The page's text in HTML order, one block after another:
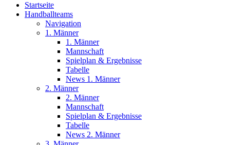
Startseite
Handballteams
Navigation
1. Männer
1. Männer
Mannschaft
Spielplan & Ergebnisse
Tabelle
News 1. Männer
2. Männer
2. Männer
Mannschaft
Spielplan & Ergebnisse
Tabelle
News 2. Männer